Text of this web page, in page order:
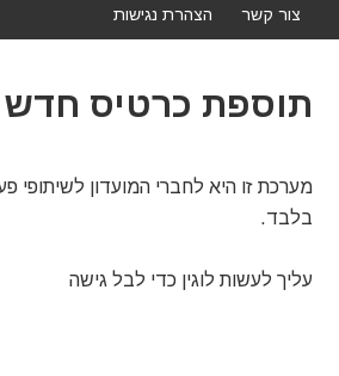
צור קשר הצהרת נגישות
תוספת כרטיס חדש
מערכת זו היא לחברי המועדון לשיתופי
בלבד.
עליך לעשות לוגין כדי לבל גישה